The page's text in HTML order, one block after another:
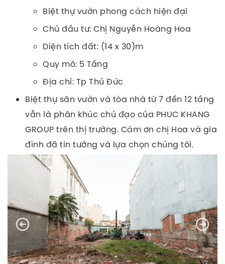
Biệt thự vườn phong cách hiện đại
Chủ đầu tư: Chị Nguyễn Hoàng Hoa
Diện tích đất: (14 x 30)m
Quy mô: 5 Tầng
Địa chỉ: Tp Thủ Đức
Biệt thự sân vườn và tòa nhà từ 7 đến 12 tầng
vẫn là phân khúc chủ đạo của PHUC KHANG
GROUP trên thị trường. Cám ơn chị Hoa và gia
đình đã tin tưởng và lựa chọn chúng tôi.